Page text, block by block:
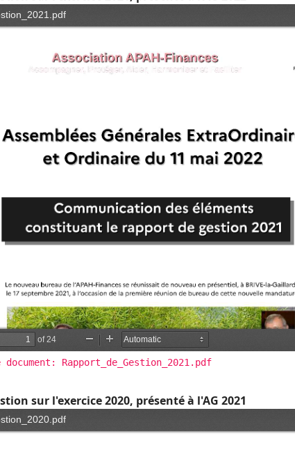
Rapport_de_Gestion_2021.pdf
sur l'exercice 2020, présenté à l'AG 2021